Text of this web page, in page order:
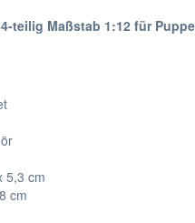
teilig Maßstab 1:12 für
5,3 cm
cm